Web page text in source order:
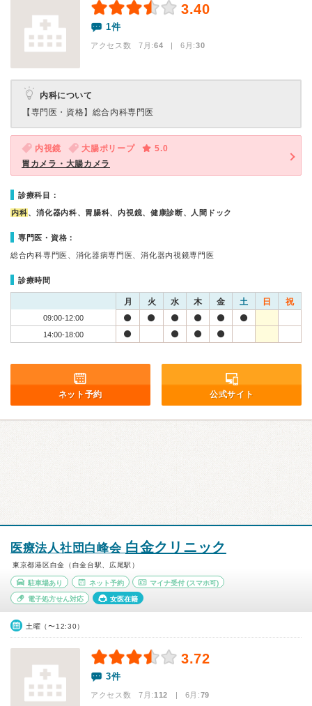
3.40
1件
アクセス数 7月:64 | 6月:30
内科について
【専門医・資格】 総合内科専門医
内視鏡 大腸ポリープ
5.0
胃カメラ・大腸カメラ
診療科目：
内科、消化器内科、胃腸科、内視鏡、健康診断、人間ドック
専門医・資格：
総合内科専門医、消化器病専門医、消化器内視鏡専門医
診療時間
月 火 水 木 金 土 日 祝
09:00-12:00
14:00-18:00
ネット予約 公式サイト
医療法人社団白峰会 白金クリニック
東京都港区白金（白金台駅、広尾駅）
駐車場あり ネット予約 マイナ受付 (スマホ可)
電子処方せん対応 女医在籍
土曜（〜12:30）
3.72
3件
アクセス数 7月:112 | 6月:79